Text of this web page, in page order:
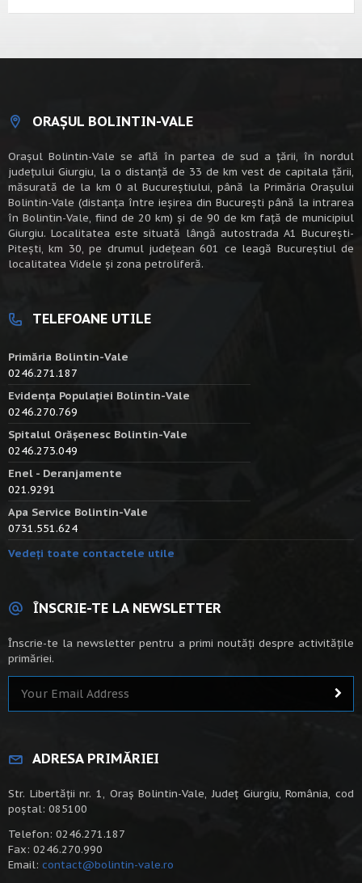
ORAȘUL BOLINTIN-VALE
Oraşul Bolintin-Vale se află în partea de sud a ţării, în nordul
judeţului Giurgiu, la o distanţă de 33 de km vest de capitala țării,
măsurată de la km 0 al Bucureștiului, până la Primăria Orașului
Bolintin-Vale (distanța între ieșirea din București până la intrarea
în Bolintin-Vale, fiind de 20 km) şi de 90 de km faţă de municipiul
Giurgiu. Localitatea este situată lângă autostrada A1 Bucureşti-
Piteşti, km 30, pe drumul judeţean 601 ce leagă Bucureştiul de
localitatea Videle şi zona petroliferă.
TELEFOANE UTILE
Primăria Bolintin-Vale
0246.271.187
Evidența Populației Bolintin-Vale
0246.270.769
Spitalul Orășenesc Bolintin-Vale
0246.273.049
Enel - Deranjamente
021.9291
Apa Service Bolintin-Vale
0731.551.624
Vedeți toate contactele utile
ÎNSCRIE-TE LA NEWSLETTER
Înscrie-te la newsletter pentru a primi noutăți despre activitățile
primăriei.
ADRESA PRIMĂRIEI
Str. Libertății nr. 1, Oraș Bolintin-Vale, Județ Giurgiu, România, cod
poștal: 085100
Telefon: 0246.271.187
Fax: 0246.270.990
Email: contact@bolintin-vale.ro